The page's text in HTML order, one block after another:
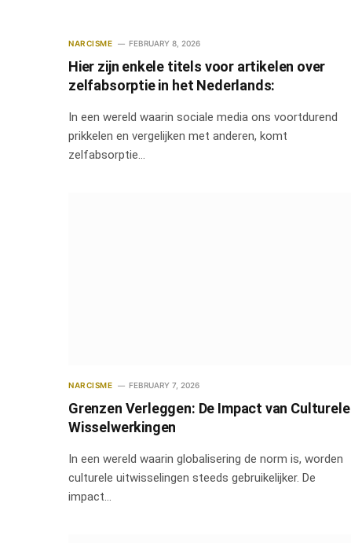
NARCISME FEBRUARY 8, 2026
Hier zijn enkele titels voor artikelen over
zelfabsorptie in het Nederlands:
In een wereld waarin sociale media ons voortdurend
prikkelen en vergelijken met anderen, komt
zelfabsorptie…
NARCISME FEBRUARY 7, 2026
Grenzen Verleggen: De Impact van Culturele
Wisselwerkingen
In een wereld waarin globalisering de norm is, worden
culturele uitwisselingen steeds gebruikelijker. De
impact…